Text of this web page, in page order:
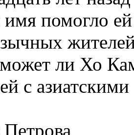
имя помогло
ли Хо
с
Петрова